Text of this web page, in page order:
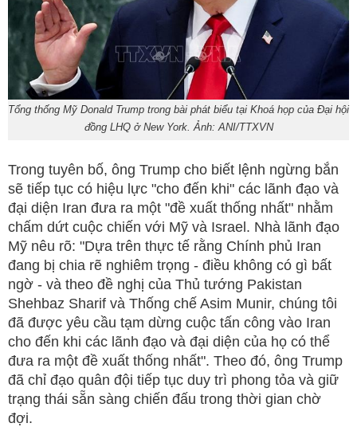
Tổng thống Mỹ Donald Trump trong bài phát biểu tại Khoá họp của Đại hội
đồng LHQ ở New York. Ảnh: ANI/TTXVN
Trong tuyên bố, ông Trump cho biết lệnh ngừng bắn
sẽ tiếp tục có hiệu lực "cho đến khi" các lãnh đạo và
đại diện Iran đưa ra một "đề xuất thống nhất" nhằm
chấm dứt cuộc chiến với Mỹ và Israel. Nhà lãnh đạo
Mỹ nêu rõ: "Dựa trên thực tế rằng Chính phủ Iran
đang bị chia rẽ nghiêm trọng - điều không có gì bất
ngờ - và theo đề nghị của Thủ tướng Pakistan
Shehbaz Sharif và Thống chế Asim Munir, chúng tôi
đã được yêu cầu tạm dừng cuộc tấn công vào Iran
cho đến khi các lãnh đạo và đại diện của họ có thể
đưa ra một đề xuất thống nhất". Theo đó, ông Trump
đã chỉ đạo quân đội tiếp tục duy trì phong tỏa và giữ
trạng thái sẵn sàng chiến đấu trong thời gian chờ
đợi.